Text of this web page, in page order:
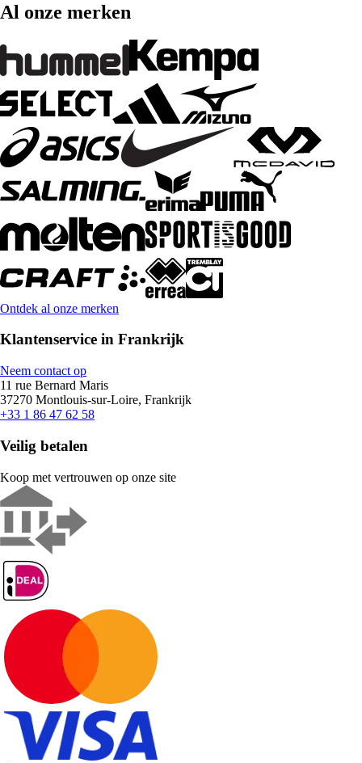
Al onze merken
Ontdek al onze merken
Klantenservice in Frankrijk
Neem contact op
11 rue Bernard Maris
37270 Montlouis-sur-Loire, Frankrijk
+33 1 86 47 62 58
Veilig betalen
Koop met vertrouwen op onze site